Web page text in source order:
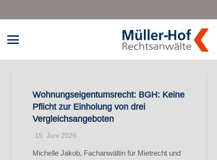
Wohnungseigentumsrecht: BGH: Keine
Pflicht zur Einholung von drei
Vergleichsangeboten
15. Juni 2026
Michelle Jakob, Fachanwältin für Mietrecht und